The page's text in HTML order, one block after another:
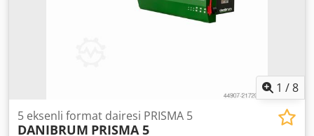
1 /8
5 eksenli format dairesi PRISMA 5
DANIBRUM PRISMA 5